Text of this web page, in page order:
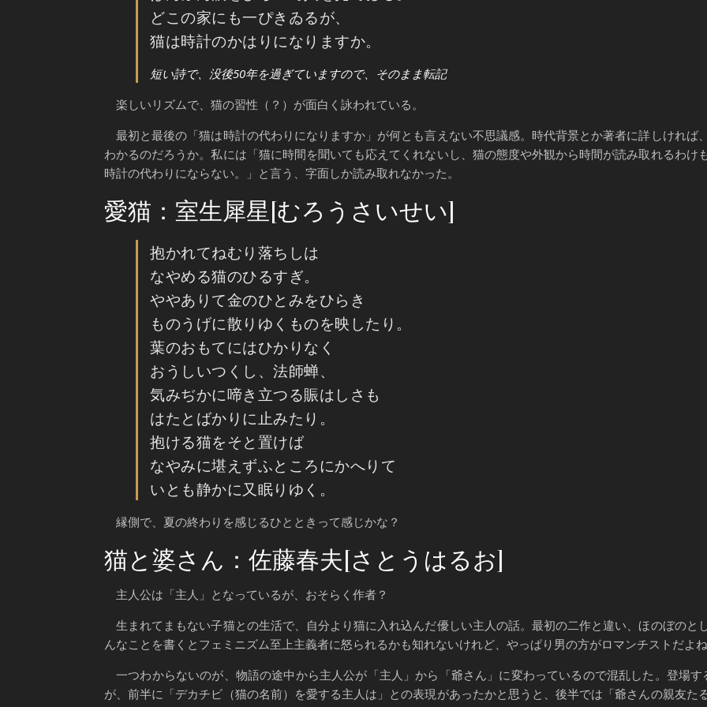
どこの家にも一ぴきゐるが、
猫は時計のかはりになりますか。
短い詩で、没後50年を過ぎていますので、そのまま転記
楽しいリズムで、猫の習性（？）が面白く詠われている。
最初と最後の「猫は時計の代わりになりますか」が何とも言えない不思議感。時代背景とか著者に詳しければ
わかるのだろうか。私には「猫に時間を聞いても応えてくれないし、猫の態度や外観から時間が読み取れるわけも
時計の代わりにならない。」と言う、字面しか読み取れなかった。
愛猫：室生犀星[むろうさいせい]
抱かれてねむり落ちしは
なやめる猫のひるすぎ。
ややありて金のひとみをひらき
ものうげに散りゆくものを映したり。
葉のおもてにはひかりなく
おうしいつくし、法師蝉、
気みぢかに啼き立つる賑はしさも
はたとばかりに止みたり。
抱ける猫をそと置けば
なやみに堪えずふところにかへりて
いとも静かに又眠りゆく。
縁側で、夏の終わりを感じるひとときって感じかな？
猫と婆さん：佐藤春夫[さとうはるお]
主人公は「主人」となっているが、おそらく作者？
生まれてまもない子猫との生活で、自分より猫に入れ込んだ優しい主人の話。最初の二作と違い、ほのぼのと
んなことを書くとフェミニズム至上主義者に怒られるかも知れないけれど、やっぱり男の方がロマンチストだよね
一つわからないのが、物語の途中から主人公が「主人」から「爺さん」に変わっているので混乱した。登場す
が、前半に「デカチビ（猫の名前）を愛する主人は」との表現があったかと思うと、後半では「爺さんの親友た